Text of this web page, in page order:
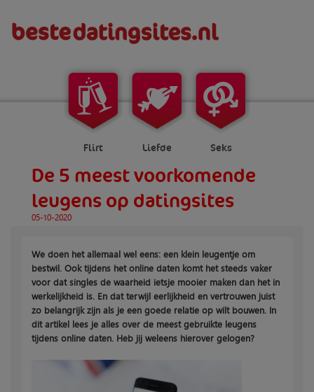
Flirt Liefde Seks
De 5 meest voorkomende
leugens op datingsites
05-10-2020
We doen het allemaal wel eens: een klein leugentje om
bestwil. Ook tijdens het online daten komt het steeds vaker
voor dat singles de waarheid ietsje mooier maken dan het in
werkelijkheid is. En dat terwijl eerlijkheid en vertrouwen juist
zo belangrijk zijn als je een goede relatie op wilt bouwen. In
dit artikel lees je alles over de meest gebruikte leugens
tijdens online daten. Heb jij weleens hierover gelogen?